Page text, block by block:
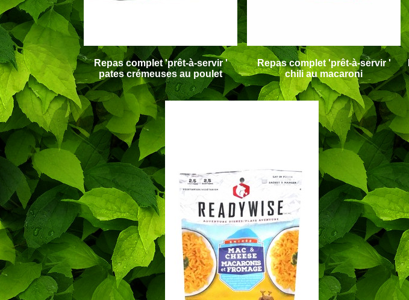
Repascomplet 'prêt-à-servir '
pates crémeuses au poulet
Repascomplet 'prêt-à-servir '
chili au macaroni